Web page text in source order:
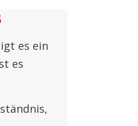
es ein
es